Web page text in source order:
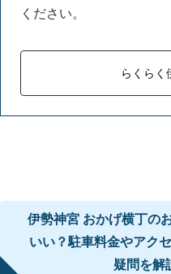
ください。
らくらく
伊勢神宮 おかげ横丁の
いい？駐車料金やアク
疑問を解